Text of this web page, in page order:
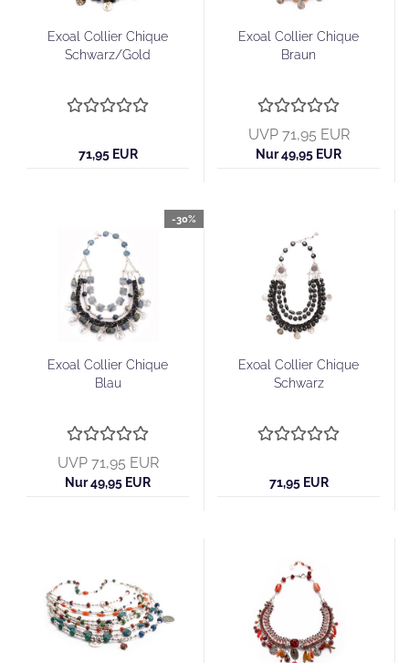
Exoal Collier Chique
Schwarz/Gold
71,95 EUR
Exoal Collier Chique
Braun
UVP 71,95 EUR
Nur 49,95 EUR
-30%
Exoal Collier Chique
Blau
UVP 71,95 EUR
Nur 49,95 EUR
Exoal Collier Chique
Schwarz
71,95 EUR